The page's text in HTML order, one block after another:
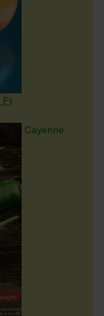
Ft
15
Cayenne